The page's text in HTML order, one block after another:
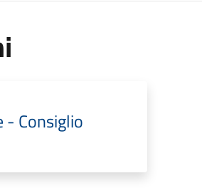
- Consiglio